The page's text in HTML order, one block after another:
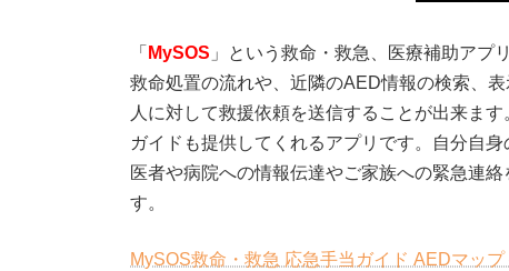
「 MySOS 」という救命・救急、医療補助アプ
救命処置の流れや、近隣のAED情報の検索、
人に対して救援依頼を送信することが出来ま
ガイドも提供してくれるアプリです。自分自
医者や病院への情報伝達やご家族への緊急連
す。
MySOS救命・救急 応急手当ガイド AEDマッ